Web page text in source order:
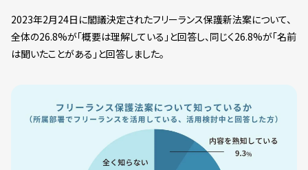
2023年2月24日に閣議決定されたフリーランス保護新法案について、
全体の26.8%が「概要は理解している」と回答し、同じく26.8%が「名前
は聞いたことがある」と回答しました。